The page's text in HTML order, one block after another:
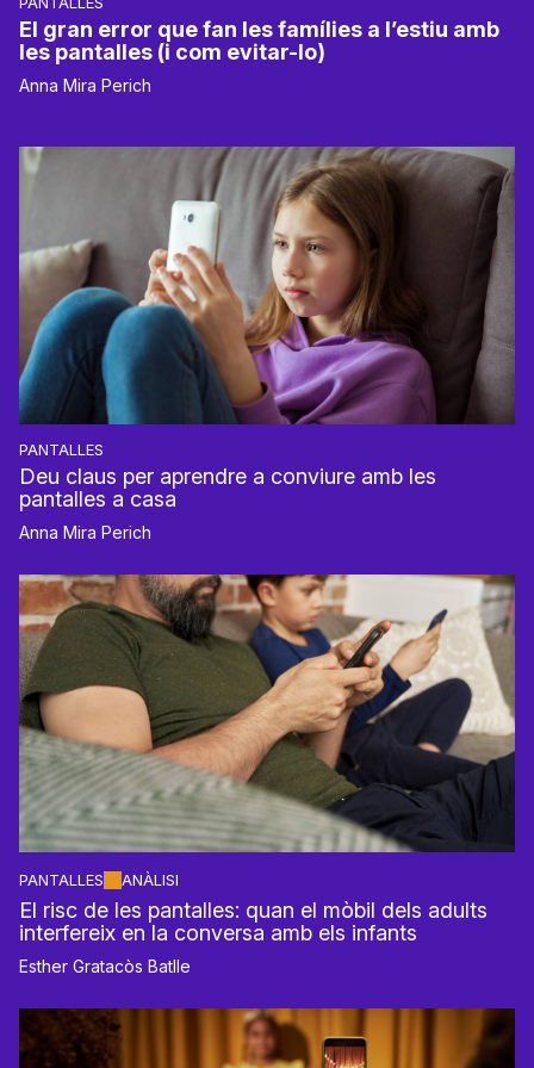
El gran error que fan les famílies a l’estiu amb
les pantalles (i com evitar-lo)
Anna Mira Perich
PANTALLES
Deu claus per aprendre a conviure amb les
pantalles a casa
Anna Mira Perich
PANTALLES ANÀLISI
El risc de les pantalles: quan el mòbil dels adults
interfereix en la conversa amb els infants
Esther Gratacòs Batlle